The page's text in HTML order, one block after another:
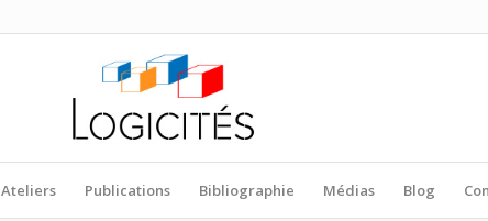
Ateliers Publications Bibliographie Médias Blog